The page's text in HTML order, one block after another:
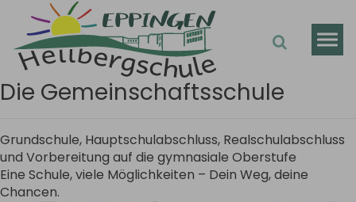
Zum Hauptinhalt springen
Die Gemeinschaftsschule
Grundschule, Hauptschulabschluss, Realschulabschluss
und Vorbereitung auf die gymnasiale Oberstufe
Eine Schule, viele Möglichkeiten – Dein Weg, deine
Chancen.